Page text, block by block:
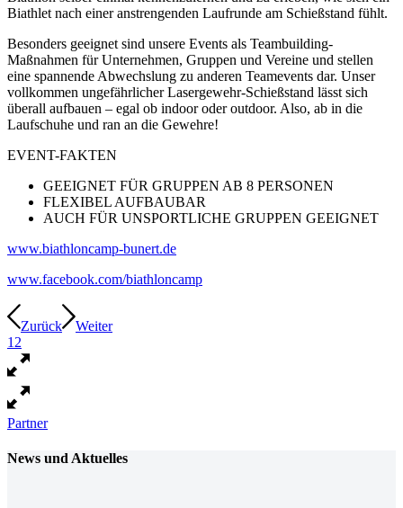
Biathlet nach einer anstrengenden Laufrunde am Schießstand fühlt.
Besonders geeignet sind unsere Events als Teambuilding-
Maßnahmen für Unternehmen, Gruppen und Vereine und stellen
eine spannende Abwechslung zu anderen Teamevents dar. Unser
vollkommen ungefährlicher Lasergewehr-Schießstand lässt sich
überall aufbauen – egal ob indoor oder outdoor. Also, ab in die
Laufschuhe und ran an die Gewehre!
EVENT-FAKTEN
GEEIGNET FÜR GRUPPEN AB 8 PERSONEN
FLEXIBEL AUFBAUBAR
AUCH FÜR UNSPORTLICHE GRUPPEN GEEIGNET
www.biathloncamp-bunert.de
www.facebook.com/biathloncamp
Zurück
Weiter
1 2
Partner
News und Aktuelles